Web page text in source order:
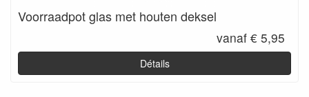
Voorraadpot glas met houten deksel
vanaf € 5,95
Détails